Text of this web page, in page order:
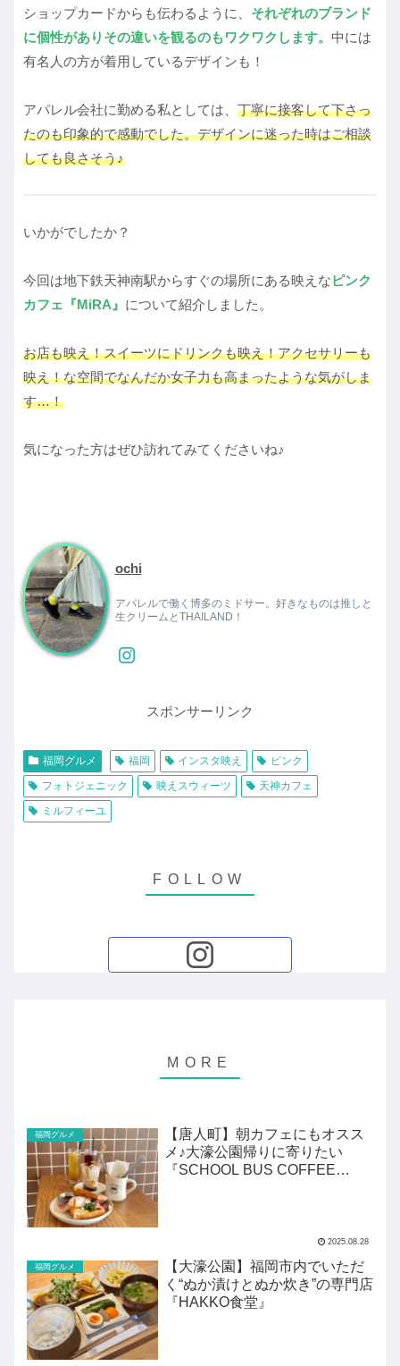
ショップカードからも伝わるように、 それぞれのブランド
に個性がありその違いを観るのもワクワクします。 中には
有名人の方が着用しているデザインも！
アパレル会社に勤める私としては、 丁寧に接客して下さっ
たのも印象的で感動でした。デザインに迷った時はご相談
しても良さそう♪
いかがでしたか？
今回は地下鉄天神南駅からすぐの場所にある映えなピンク
カフェ 『MiRA』 について紹介しました。
お店も映え！スイーツにドリンクも映え！アクセサリーも
映え！な空間でなんだか女子力も高まったような気がしま
す…！
気になった方はぜひ訪れてみてくださいね♪
ochi
アパレルで働く博多のミドサー。好きなものは推しと
生クリームとTHAILAND！
スポンサーリンク
福岡グルメ 福岡 インスタ映え
ピンク
フォトジェニック
映えスウィーツ
天神カフェ
ミルフィーユ
福岡グルメ
【唐人町】朝カフェにもオスス
メ♪大濠公園帰りに寄りたい
『SCHOOL BUS COFFEE
2025.08.28
福岡グルメ
【大濠公園】福岡市内でいただ
く“ぬか漬けとぬか炊き”の専門店
『HAKKO食堂』